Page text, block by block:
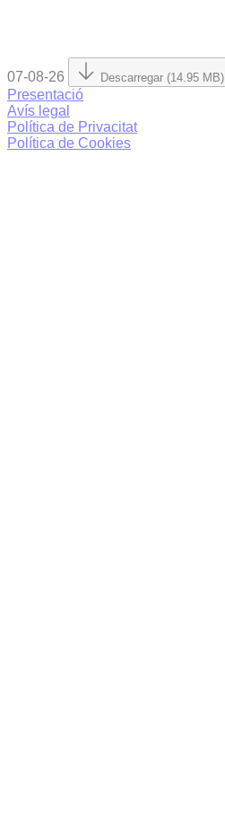
07-08-26 Descarregar (14.95 MB)
Presentació
Avís legal
Política de Privacitat
Política de Cookies